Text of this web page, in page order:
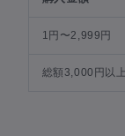
1円〜2,999円
総額3,000円以